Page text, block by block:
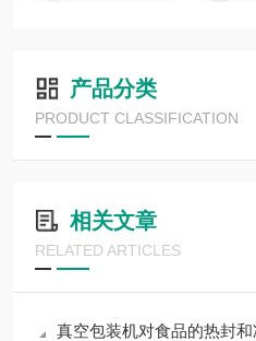
产品分类
PRODUCT CLASSIFICATION
相关文章
RELATED ARTICLES
真空包装机对食品的热封